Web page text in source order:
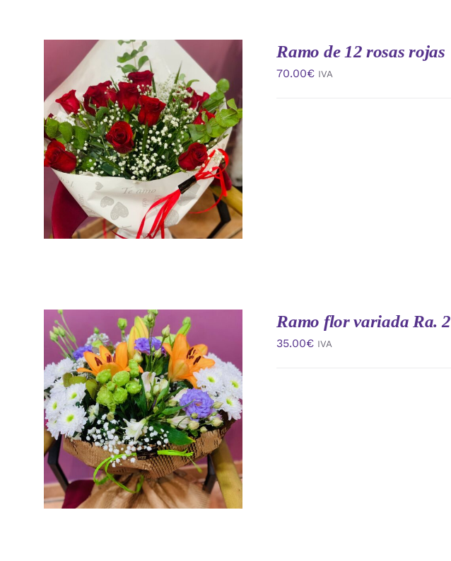
AÑADIR AL CARRITO /
VISTA
RAPIDA
Ramo de 12 rosas rojas
70.00€ IVA
AÑADIR AL CARRITO /
VISTA
RAPIDA
Ramo flor variada Ra. 2
35.00€ IVA